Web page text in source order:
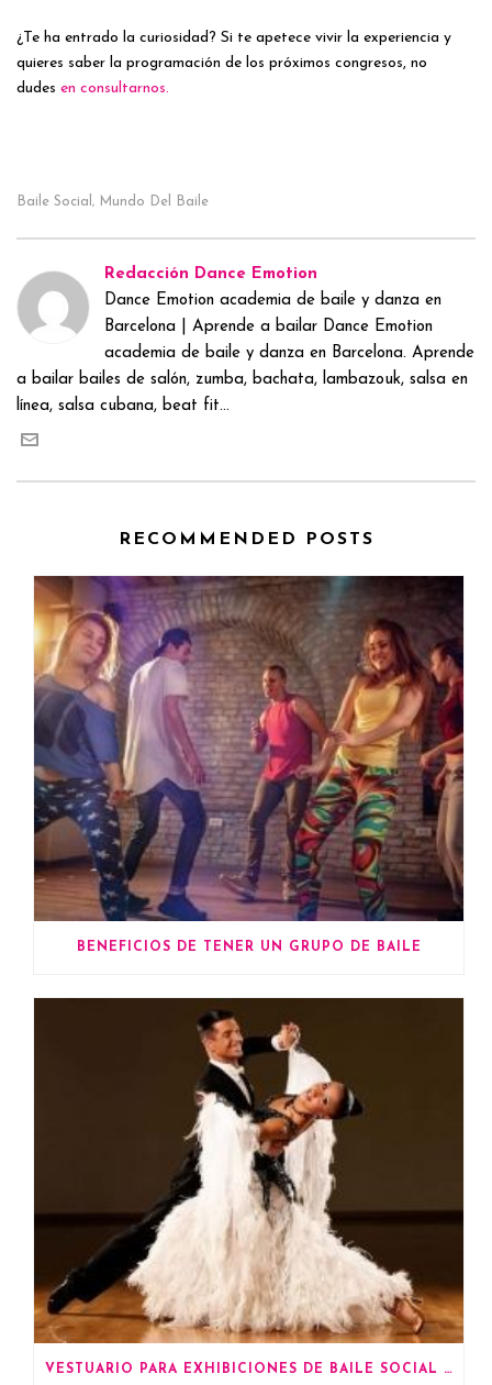
¿Te ha entrado la curiosidad? Si te apetece vivir la experiencia y
quieres saber la programación de los próximos congresos, no
dudes en consultarnos.
Baile Social , Mundo Del Baile
Redacción Dance Emotion
Dance Emotion academia de baile y danza en
Barcelona | Aprende a bailar Dance Emotion
academia de baile y danza en Barcelona. Aprende
a bailar bailes de salón, zumba, bachata, lambazouk, salsa en
línea, salsa cubana, beat fit...
RECOMMENDED POSTS
BENEFICIOS DE TENER UN GRUPO DE BAILE
VESTUARIO PARA EXHIBICIONES DE BAILE SOCIAL DE SALÓN